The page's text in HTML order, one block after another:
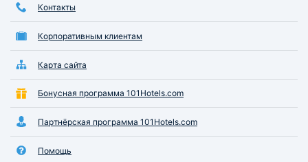
Контакты
Корпоративным клиентам
Карта сайта
Бонусная программа 101Hotels.com
Партнёрская программа 101Hotels.com
Помощь